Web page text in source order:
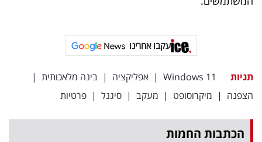
פרסמו
אחרינו:
עקבו אחרינו
תגיות Windows 11
| אפליקציה | בינה מלאכותית |
הצפנה | מיקרוסופט | מעקב | סיגנל | פרטיות
הכתבות החמות